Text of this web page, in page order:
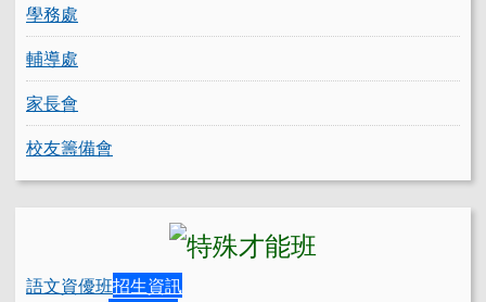
學務處
輔導處
家長會
校友籌備會
語文資優班招生資訊